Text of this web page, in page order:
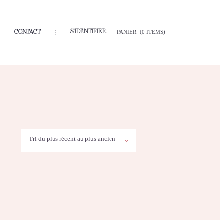
CONTACT S'IDENTIFIER PANIER (0 ITEMS)